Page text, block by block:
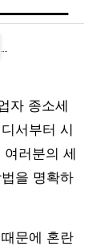
자 종소세
서부터 시
러분의 세
을 명확하
문에 혼란